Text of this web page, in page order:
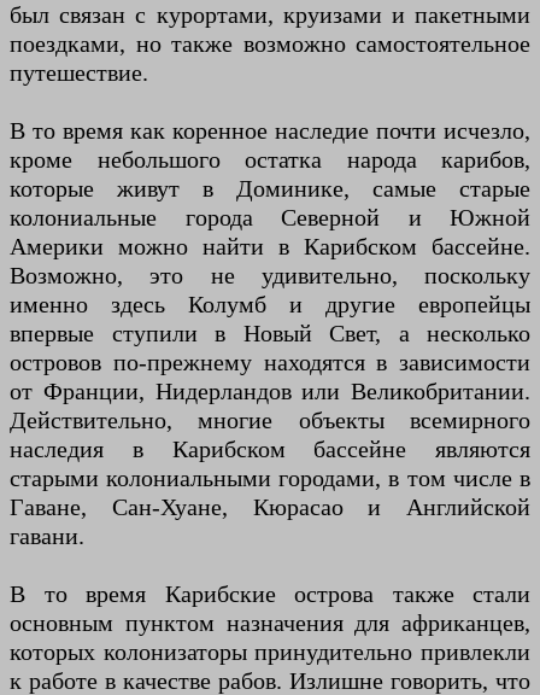
был связан с курортами, круизами и пакетными
поездками, но также возможно самостоятельное
путешествие.
В то время как коренное наследие почти исчезло,
кроме небольшого остатка народа карибов,
которые живут в Доминике, самые старые
колониальные города Северной и Южной
Америки можно найти в Карибском бассейне.
Возможно, это не удивительно, поскольку
именно здесь Колумб и другие европейцы
впервые ступили в Новый Свет, а несколько
островов по-прежнему находятся в зависимости
от Франции, Нидерландов или Великобритании.
Действительно, многие объекты всемирного
наследия в Карибском бассейне являются
старыми колониальными городами, в том числе в
Гаване, Сан-Хуане, Кюрасао и Английской
гавани.
В то время Карибские острова также стали
основным пунктом назначения для африканцев,
которых колонизаторы принудительно привлекли
к работе в качестве рабов. Излишне говорить, что